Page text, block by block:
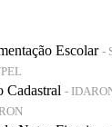
Escolar -
Cadastral -